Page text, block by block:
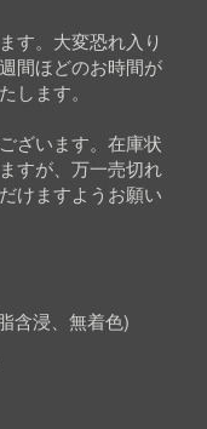
す。大変恐れ入り
間ほどのお時間が
します。
ざいます。在庫状
すが、万一売切れ
けますようお願い
含浸、無着色)